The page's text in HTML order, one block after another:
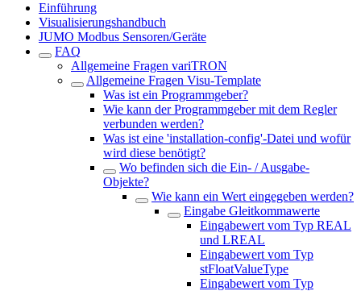
Einführung
Visualisierungshandbuch
JUMO Modbus Sensoren/Geräte
FAQ
Allgemeine Fragen variTRON
Allgemeine Fragen Visu-Template
Was ist ein Programmgeber?
Wie kann der Programmgeber mit dem Regler
verbunden werden?
Was ist eine 'installation-config'-Datei und wofür
wird diese benötigt?
Wo befinden sich die Ein- / Ausgabe-
Objekte?
Wie kann ein Wert eingegeben werden?
Eingabe Gleitkommawerte
Eingabewert vom Typ REAL
und LREAL
Eingabewert vom Typ
stFloatValueType
Eingabewert vom Typ